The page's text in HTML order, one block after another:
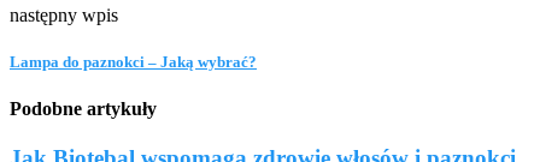
następny wpis
Lampa do paznokci – Jaką wybrać?
Podobne artykuły